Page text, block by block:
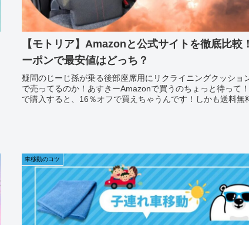
【モトリア】Amazonと公式サイトを徹底比較
ーポンで最安値はどっち？
疑問のじーじ孫が乗る後部座席用にリクライニングクッショ
で売ってるのか！あすきーAmazonで買うのちょっと待って
で購入すると、16％オフで買えちゃうんです！しかも送料無
車移動のコツ